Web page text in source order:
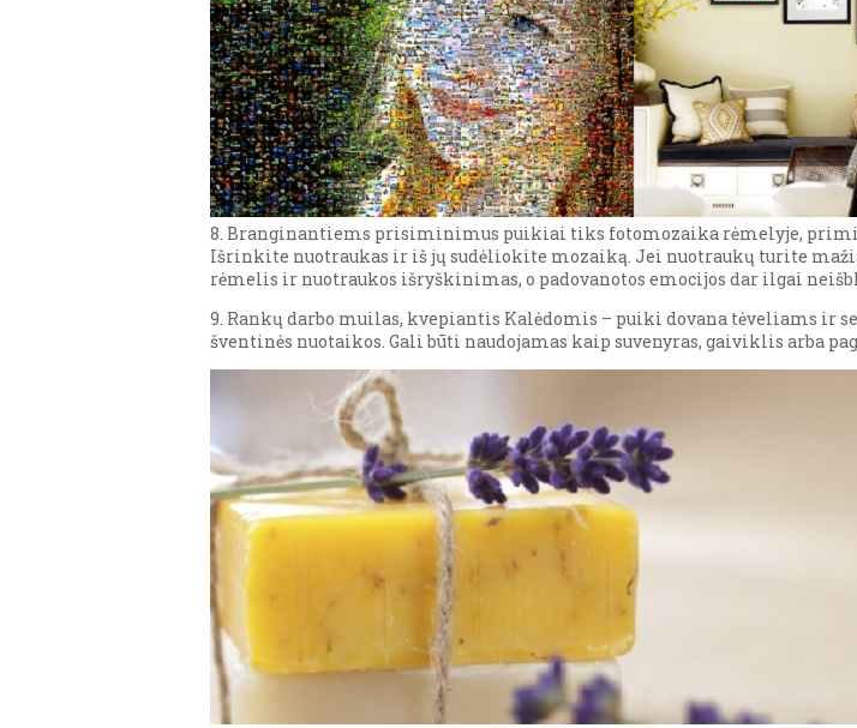
8. Branginantiems prisiminimus puikiai tiks fotomozaika rėmelyje,
Išrinkite nuotraukas ir iš jų sudėliokite mozaiką. Jei nuotraukų turite
rėmelis ir nuotraukos išryškinimas, o padovanotos emocijos dar ilgai
9. Rankų darbo muilas, kvepiantis Kalėdomis – puiki dovana tėveliams
šventinės nuotaikos. Gali būti naudojamas kaip suvenyras, gaiviklis arba